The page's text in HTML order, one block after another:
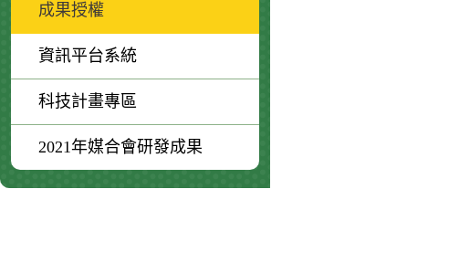
成果授權
資訊平台系統
科技計畫專區
2021年媒合會研發成果